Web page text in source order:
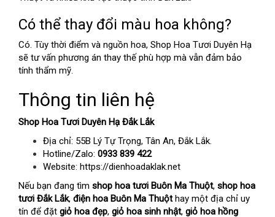
Có thể thay đổi màu hoa không?
Có. Tùy thời điểm và nguồn hoa, Shop Hoa Tươi Duyên Hạ
sẽ tư vấn phương án thay thế phù hợp mà vẫn đảm bảo
tính thẩm mỹ.
Thông tin liên hệ
Shop Hoa Tươi Duyên Hạ Đắk Lắk
Địa chỉ: 55B Lý Tự Trọng, Tân An, Đắk Lắk.
Hotline/Zalo: 0933 839 422
Website: https://dienhoadaklak.net
Nếu bạn đang tìm shop hoa tươi Buôn Ma Thuột, shop hoa
tươi Đắk Lắk, điện hoa Buôn Ma Thuộthay một địa chỉ uy
tín để đặt giỏ hoa đẹp, giỏ hoa sinh nhật, giỏ hoa hồng